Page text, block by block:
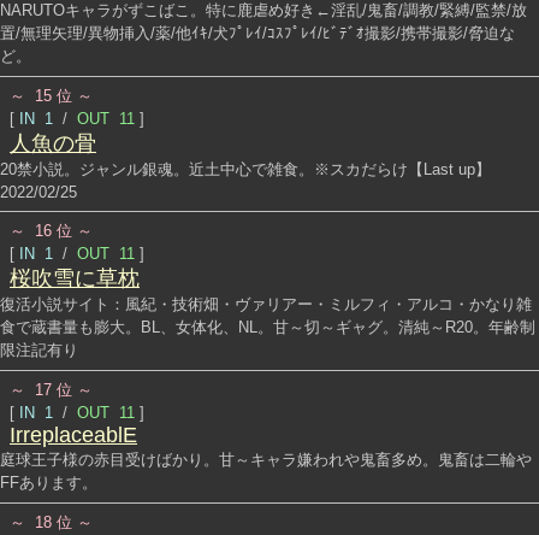
NARUTOキャラがずこばこ。特に鹿虐め好き←淫乱/鬼畜/調教/緊縛/監禁/放
置/無理矢理/異物挿入/薬/他ｲｷ/犬ﾌﾟﾚｲ/ｺｽﾌﾟﾚｲ/ﾋﾞﾃﾞｵ撮影/携帯撮影/脅迫な
ど。
～ 15 位 ～
[
IN 1 / OUT 11 ]
人魚の骨
20禁小説。ジャンル銀魂。近土中心で雑食。※スカだらけ【Last up】
2022/02/25
～ 16 位 ～
[
IN 1 / OUT 11 ]
桜吹雪に草枕
復活小説サイト：風紀・技術畑・ヴァリアー・ミルフィ・アルコ・かなり雑
食で蔵書量も膨大。BL、女体化、NL。甘～切～ギャグ。清純～R20。年齢制
限注記有り
～ 17 位 ～
[
IN 1 / OUT 11 ]
IrreplaceablE
庭球王子様の赤目受けばかり。甘～キャラ嫌われや鬼畜多め。鬼畜は二輪や
FFあります。
～ 18 位 ～